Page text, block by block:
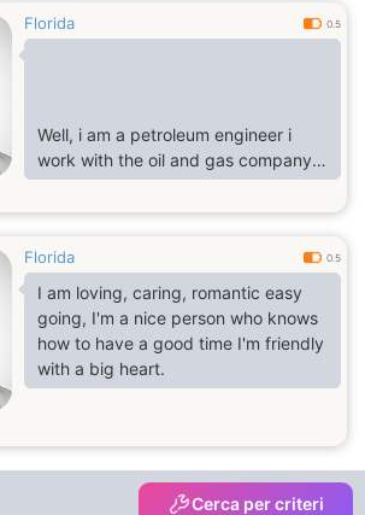
Florida 0.5
Well, i am a petroleum engineer i
work with the oil and gas company
here in Saudi Arabia high sea, i am a
widow i also lost my wife to cancer
one daughter who is 14 years old
she is in the boarding school there in
USA
Florida 0.5
I am loving, caring, romantic easy
going, I'm a nice person who knows
how to have a good time I'm friendly
with a big heart.
Cerca per criteri